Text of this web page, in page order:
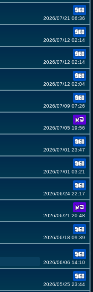
2026/07/21 06:36
2026/07/12 02:14
2026/07/12 02:14
2026/07/12 02:04
2026/07/09 07:26
2026/07/05 19:56
2026/07/01 23:47
2026/07/01 03:21
2026/06/24 22:17
2026/06/21 20:48
2026/06/18 09:39
2026/06/06 14:10
2026/05/25 23:44